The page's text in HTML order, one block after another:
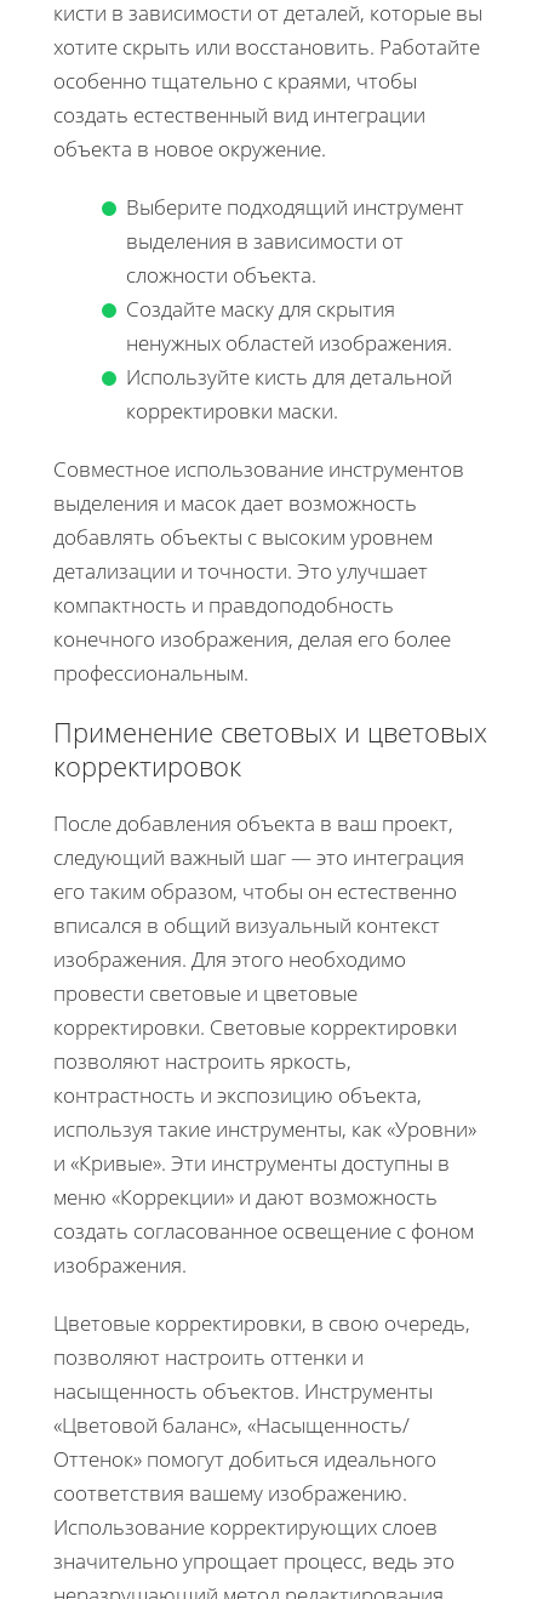
кисти в зависимости от деталей, которые вы
хотите скрыть или восстановить. Работайте
особенно тщательно с краями, чтобы
создать естественный вид интеграции
объекта в новое окружение.
Выберите подходящий инструмент
выделения в зависимости от
сложности объекта.
Создайте маску для скрытия
ненужных областей изображения.
Используйте кисть для детальной
корректировки маски.
Совместное использование инструментов
выделения и масок дает возможность
добавлять объекты с высоким уровнем
детализации и точности. Это улучшает
компактность и правдоподобность
конечного изображения, делая его более
профессиональным.
Применение световых и цветовых
корректировок
После добавления объекта в ваш проект,
следующий важный шаг — это интеграция
его таким образом, чтобы он естественно
вписался в общий визуальный контекст
изображения. Для этого необходимо
провести световые и цветовые
корректировки. Световые корректировки
позволяют настроить яркость,
контрастность и экспозицию объекта,
используя такие инструменты, как «Уровни»
и «Кривые». Эти инструменты доступны в
меню «Коррекции» и дают возможность
создать согласованное освещение с фоном
изображения.
Цветовые корректировки, в свою очередь,
позволяют настроить оттенки и
насыщенность объектов. Инструменты
«Цветовой баланс», «Насыщенность/
Оттенок» помогут добиться идеального
соответствия вашему изображению.
Использование корректирующих слоев
значительно упрощает процесс, ведь это